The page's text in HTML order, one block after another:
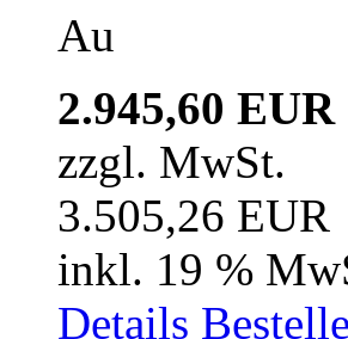
Au
2.945,60 EUR
zzgl. MwSt.
3.505,26 EUR
inkl. 19 %
Details